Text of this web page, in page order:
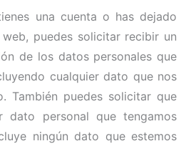
una cuenta o has dejado
puedes solicitar recibir un
de los datos personales que
cualquier dato que nos
También puedes solicitar que
dato personal que tengamos
ningún dato que estemos